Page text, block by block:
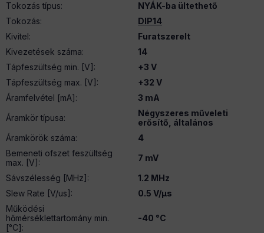
Tokozás típus:
NYÁK-ba ültethető
Tokozás:
DIP14
Kivitel:
Furatszerelt
Kivezetések száma:
14
Tápfeszültség min. [V] :
+3 V
Tápfeszültség max. [V] :
+32 V
Áramfelvétel [mA]:
3 mA
Áramkör típusa:
Négyszeres műveleti
erősítő, általános
Áramkörök száma:
4
Bemeneti ofszet feszültség
max. [V] :
7 mV
Sávszélesség [MHz] :
1.2 MHz
Slew Rate [V/us] :
0.5 V/µs
Működési
hőmérséklettartomány min.
[°C]:
-40 °C